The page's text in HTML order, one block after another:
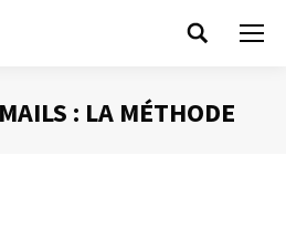
Search:
: LA MÉTHODE